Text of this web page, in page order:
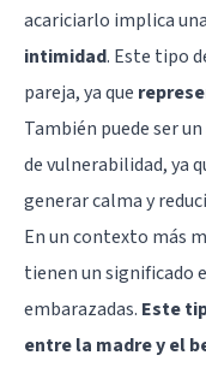
acariciarlo implica una
intimidad. Este tipo
pareja, ya que
También puede ser
de vulnerabilidad, ya
generar calma y
En un contexto más
tienen un significado
embarazadas. Este
entre la madre y el